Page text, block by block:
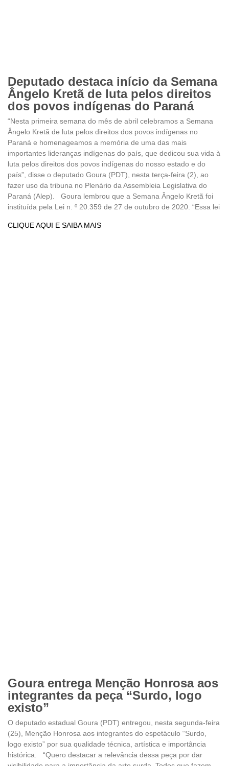
Deputado destaca início da Semana
Ângelo Kretã de luta pelos direitos
dos povos indígenas do Paraná
“Nesta primeira semana do mês de abril celebramos a Semana
Ângelo Kretã de luta pelos direitos dos povos indígenas no
Paraná e homenageamos a memória de uma das mais
importantes lideranças indígenas do país, que dedicou sua vida à
luta pelos direitos dos povos indígenas do nosso estado e do
país”, disse o deputado Goura (PDT), nesta terça-feira (2), ao
fazer uso da tribuna no Plenário da Assembleia Legislativa do
Paraná (Alep). Goura lembrou que a Semana Ângelo Kretã foi
instituída pela Lei n. º 20.359 de 27 de outubro de 2020. “Essa lei
CLIQUE AQUI E SAIBA MAIS
Goura entrega Menção Honrosa aos
integrantes da peça “Surdo, logo
existo”
O deputado estadual Goura (PDT) entregou, nesta segunda-feira
(25), Menção Honrosa aos integrantes do espetáculo “Surdo,
logo existo” por sua qualidade técnica, artística e importância
histórica. “Quero destacar a relevância dessa peça por dar